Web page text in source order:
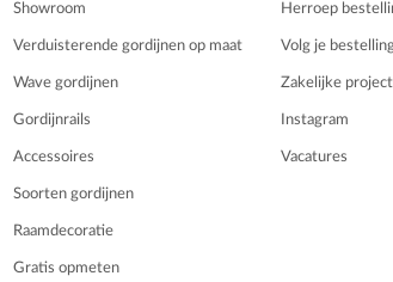
Showroom
Verduisterende gordijnen op maat
Wave gordijnen
Gordijnrails
Accessoires
Soorten gordijnen
Raamdecoratie
Gratis opmeten
Herroep
Volg je
Zakelijke
Instagram
Vacatures